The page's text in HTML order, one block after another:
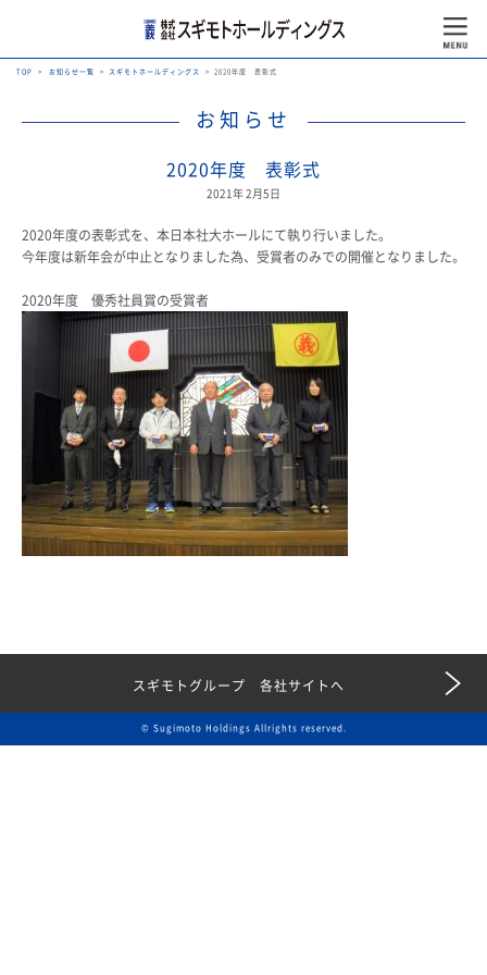
TOP お知らせ一覧 スギモトホールディングス 2020年度 表彰式
お知らせ
2020年度 表彰式
2021年 2月5日
2020年度の表彰式を、本日本社大ホールにて執り行いました。
今年度は新年会が中止となりました為、受賞者のみでの開催となりました。
2020年度 優秀社員賞の受賞者
スギモトグループ 各社サイトへ
© Sugimoto Holdings Allrights reserved.